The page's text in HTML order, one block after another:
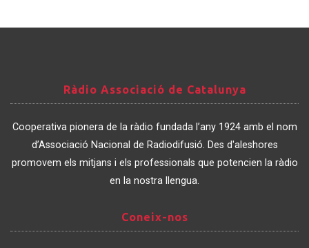
Associació
de
Catalunya
Ràdio Associació de Catalunya
Cooperativa pionera de la ràdio fundada l’any 1924 amb el nom
d’Associació Nacional de Radiodifusió. Des d'aleshores
promovem els mitjans i els professionals que potencien la ràdio
en la nostra llengua.
nos
Coneix-nos